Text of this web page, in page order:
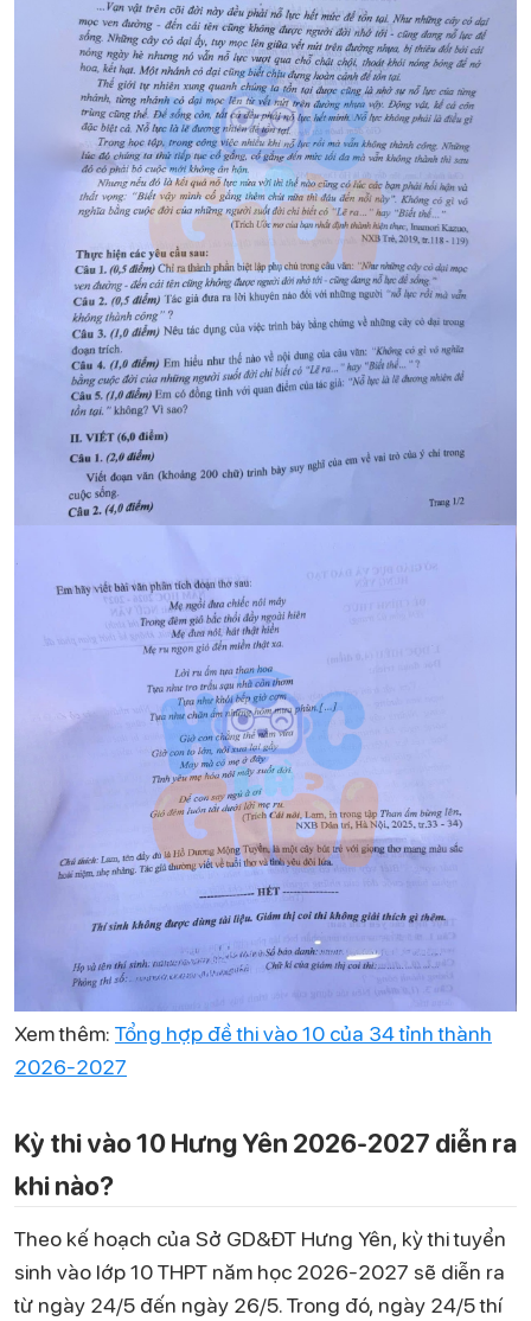
Xem thêm: Tổng hợp đề thi vào 10 của 34 tỉnh thành
2026-2027
Kỳ thi vào 10 Hưng Yên 2026-2027 diễn ra
khi nào?
Theo kế hoạch của Sở GD&ĐT Hưng Yên, kỳ thi tuyển
sinh vào lớp 10 THPT năm học 2026-2027 sẽ diễn ra
từ ngày 24/5 đến ngày 26/5. Trong đó, ngày 24/5 thí